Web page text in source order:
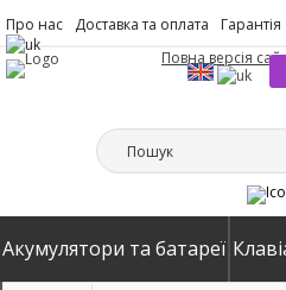
Про нас Доставка та оплата Гарантія
Повна версія
Акумулятори та батареї